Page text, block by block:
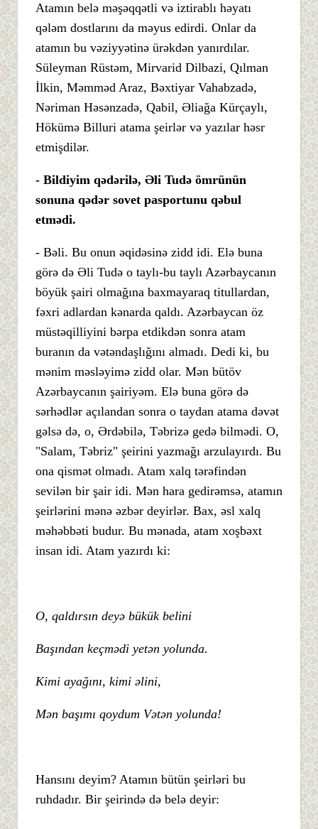
Atamın belə məşəqqətli və iztirablı həyatı
qələm dostlarını da məyus edirdi. Onlar da
atamın bu vəziyyətinə ürəkdən yanırdılar.
Süleyman Rüstəm, Mirvarid Dilbazi, Qılman
İlkin, Məmməd Araz, Bəxtiyar Vahabzadə,
Nəriman Həsənzadə, Qabil, Əliağa Kürçaylı,
Hökümə Billuri atama şeirlər və yazılar həsr
etmişdilər.
- Bildiyim qədərilə, Əli Tudə ömrünün
sonuna qədər sovet pasportunu qəbul
etmədi.
- Bəli. Bu onun əqidəsinə zidd idi. Elə buna
görə də Əli Tudə o taylı-bu taylı Azərbaycanın
böyük şairi olmağına baxmayaraq titullardan,
fəxri adlardan kənarda qaldı. Azərbaycan öz
müstəqilliyini bərpa etdikdən sonra atam
buranın da vətəndaşlığını almadı. Dedi ki, bu
mənim məsləyimə zidd olar. Mən bütöv
Azərbaycanın şairiyəm. Elə buna görə də
sərhədlər açılandan sonra o taydan atama dəvət
gəlsə də, o, Ərdəbilə, Təbrizə gedə bilmədi. O,
"Salam, Təbriz" şeirini yazmağı arzulayırdı. Bu
ona qismət olmadı. Atam xalq tərəfindən
sevilən bir şair idi. Mən hara gedirəmsə, atamın
şeirlərini mənə əzbər deyirlər. Bax, əsl xalq
məhəbbəti budur. Bu mənada, atam xoşbəxt
insan idi. Atam yazırdı ki:
O, qaldırsın deyə bükük belini
Başından keçmədi yetən yolunda.
Kimi ayağını, kimi əlini,
Mən başımı qoydum Vətən yolunda!
Hansını deyim? Atamın bütün şeirləri bu
ruhdadır. Bir şeirində də belə deyir: